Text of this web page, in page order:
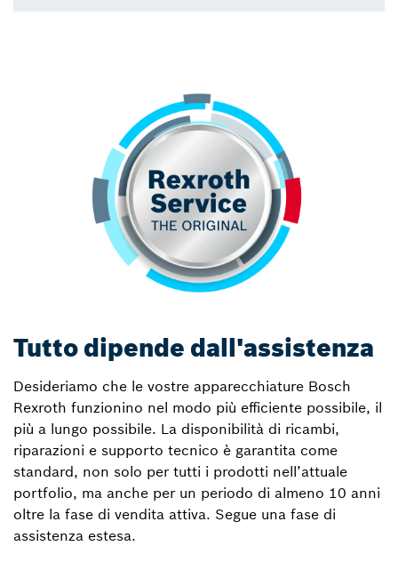
Tutto dipende dall'assistenza
Desideriamo che le vostre apparecchiature Bosch
Rexroth funzionino nel modo più efficiente possibile, il
più a lungo possibile. La disponibilità di ricambi,
riparazioni e supporto tecnico è garantita come
standard, non solo per tutti i prodotti nell’attuale
portfolio, ma anche per un periodo di almeno 10 anni
oltre la fase di vendita attiva. Segue una fase di
assistenza estesa.